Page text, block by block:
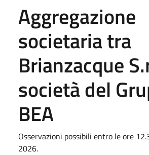
Aggregazione
societaria tra
Brianzacque
società del
BEA
Osservazioni possibili entro le ore
2026.